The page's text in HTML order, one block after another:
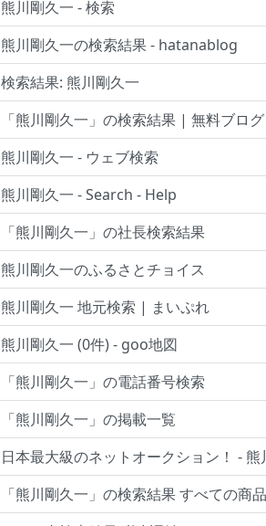
熊川剛久一 - 検索
熊川剛久一の検索結果 - hatanablog
検索結果: 熊川剛久一
「熊川剛久一」の検索結果 | 無料ブログ
熊川剛久一 - ウェブ検索
熊川剛久一 - Search - Help
「熊川剛久一」の社長検索結果
熊川剛久一のふるさとチョイス
熊川剛久一 地元検索 | まいぷれ
熊川剛久一 (0件) - goo地図
「熊川剛久一」の電話番号検索
「熊川剛久一」の掲載一覧
日本最大級のネットオークション！ -
「熊川剛久一」の検索結果 すべての商